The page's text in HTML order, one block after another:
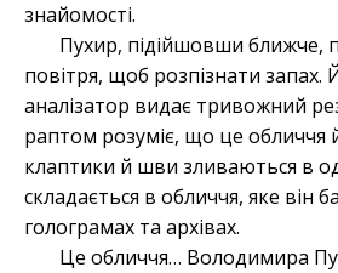
знайомості.
Пухир, підійшовши ближче,
повітря, щоб розпізнати
аналізатор видає тривожний
раптом розуміє, що це обличчя
клаптики й шви зливаються в
складається в обличчя, яке він
голограмах та архівах.
Це обличчя… Володимира